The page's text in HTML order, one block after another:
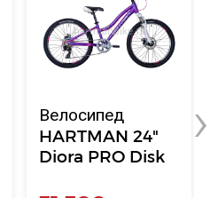
Велосипед
HARTMAN 24"
Diora PRO Disk
›